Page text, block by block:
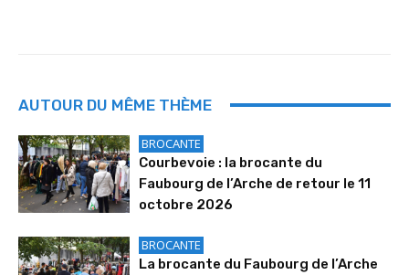
AUTOUR DU MÊME THÈME
BROCANTE
Courbevoie : la brocante du
Faubourg de l’Arche de retour le 11
octobre 2026
BROCANTE
La brocante du Faubourg de l’Arche